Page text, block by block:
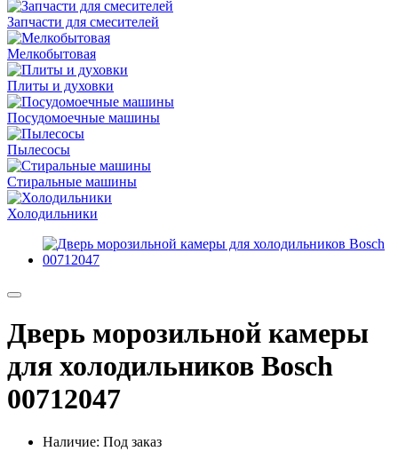
Запчасти для смесителей
Мелкобытовая
Плиты и духовки
Посудомоечные машины
Пылесосы
Стиральные машины
Холодильники
Дверь морозильной камеры
для холодильников Bosch
00712047
Наличие: Под заказ